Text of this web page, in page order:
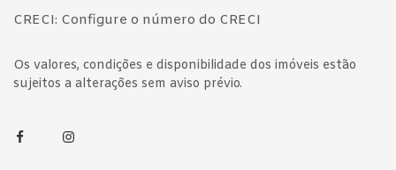
CRECI: Configure o número do CRECI
Os valores, condições e disponibilidade dos imóveis estão
sujeitos a alterações sem aviso prévio.
FacebookInstagram